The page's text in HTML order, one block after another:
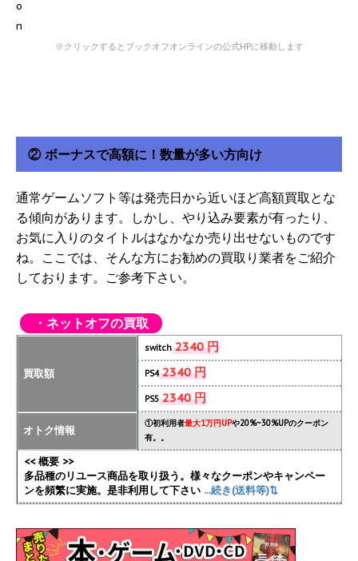
※クリックするとブックオフオンラインの公式HPに移動します
② ボーナスで高額に！数量が多い方向け
通常ゲームソフト等は発売日から近いほど高額買取とな
る傾向があります。しかし、やり込み要素が有ったり、
お気に入りのタイトルはなかなか売り出せないものです
ね。ここでは、そんな方にお勧めの買取り業者をご紹介
しております。ご参考下さい。
・ネットオフの買取
買取額
switch2340 円
PS42340 円
PS52340 円
オトク情報
①初利用者最大1万円UPや20%~30%UPのクーポン
有。。
<< 概要 >>
多品種のリユース商品を取り扱う。様々なクーポンやキャンペー
ンを頻繁に実施。是非利用して下さい ...続き(送料等)⇅